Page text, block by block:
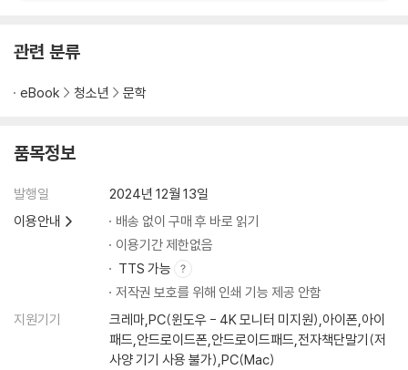
관련 분류
eBook 청소년 문학
품목정보
발행일
2024년 12월 13일
이용안내
배송 없이 구매 후 바로 읽기
이용기간 제한없음
TTS 가능
저작권 보호를 위해 인쇄 기능 제공 안함
지원기기
크레마,PC(윈도우 - 4K 모니터 미지원),아이폰,아이
패드,안드로이드폰,안드로이드패드,전자책단말기(저
사양 기기 사용 불가),PC(Mac)